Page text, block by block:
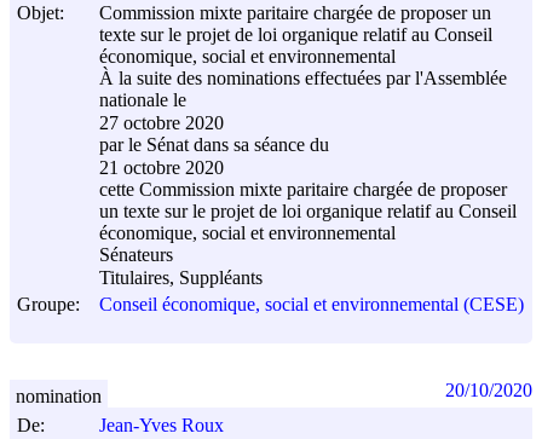
Objet:
Commission mixte paritaire chargée de proposer un
texte sur le projet de loi organique relatif au Conseil
économique, social et environnemental
À la suite des nominations effectuées par l'Assemblée
nationale le
27 octobre 2020
par le Sénat dans sa séance du
21 octobre 2020
cette Commission mixte paritaire chargée de proposer
un texte sur le projet de loi organique relatif au Conseil
économique, social et environnemental
Sénateurs
Titulaires, Suppléants
Groupe:
Conseil économique, social et environnemental (CESE)
De:
Jean-Yves Roux
nomination 20/10/2020